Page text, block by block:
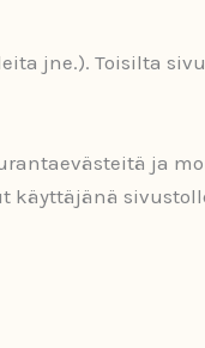
jne.). Toisilta
ja
käyttäjänä